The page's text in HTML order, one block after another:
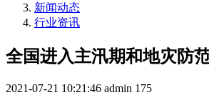
新闻动态
行业资讯
全国进入主汛期和地灾防
2021-07-21 10:21:46 admin 175